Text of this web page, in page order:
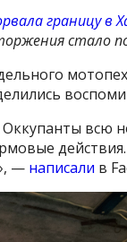
границу в
стало
всю
действия.
— написали в